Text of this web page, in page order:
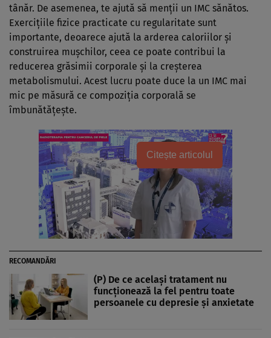
tânăr. De asemenea, te ajută să menții un IMC sănătos.
Exercițiile fizice practicate cu regularitate sunt
importante, deoarece ajută la arderea caloriilor și
construirea mușchilor, ceea ce poate contribui la
reducerea grăsimii corporale și la creșterea
metabolismului. Acest lucru poate duce la un IMC mai
mic pe măsură ce compoziția corporală se
îmbunătățește.
Citește articolul
RECOMANDĂRI
(P) De ce același tratament nu
funcționează la fel pentru toate
persoanele cu depresie și anxietate